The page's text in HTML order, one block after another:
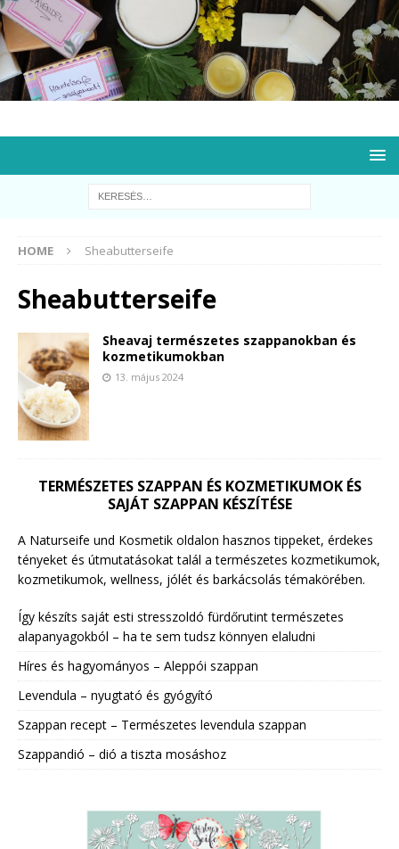
HOME Sheabutterseife
Sheabutterseife
Sheavaj természetes szappanokban és
kozmetikumokban
13. május 2024
TERMÉSZETES SZAPPAN ÉS KOZMETIKUMOK ÉS
SAJÁT SZAPPAN KÉSZÍTÉSE
A Naturseife und Kosmetik oldalon hasznos tippeket, érdekes
tényeket és útmutatásokat talál a természetes kozmetikumok,
kozmetikumok, wellness, jólét és barkácsolás témakörében.
Így készíts saját esti stresszoldó fürdőrutint természetes
alapanyagokból – ha te sem tudsz könnyen elaludni
Híres és hagyományos – Aleppói szappan
Levendula – nyugtató és gyógyító
Szappan recept – Természetes levendula szappan
Szappandió – dió a tiszta mosáshoz